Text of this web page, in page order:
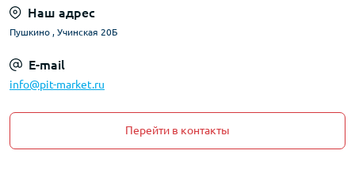
Наш адрес
Пушкино , Учинская 20Б
E-mail
info@pit-market.ru
Перейти в контакты